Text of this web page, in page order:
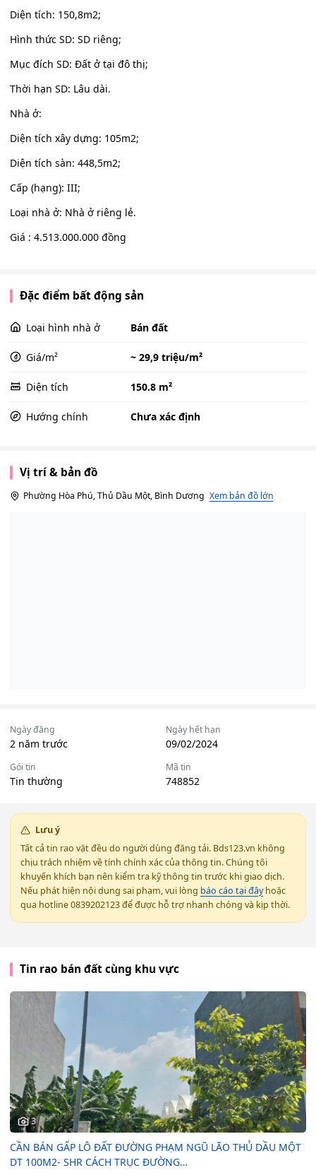
Diện tích: 150,8m2;
Hình thức SD: SD riêng;
Mục đích SD: Đất ở tại đô thị;
Thời hạn SD: Lâu dài.
Nhà ở:
Diện tích xây dựng: 105m2;
Diện tích sàn: 448,5m2;
Cấp (hạng): III;
Loại nhà ở: Nhà ở riêng lẻ.
Giá : 4.513.000.000 đồng
Đặc điểm bất động sản
Loại hình nhà ở Bán đất
Giá/m² ~ 29,9 triệu/m²
Diện tích 150.8 m²
Hướng chính Chưa xác định
Vị trí & bản đồ
Phường Hòa Phú, Thủ Dầu Một, Bình Dương Xem bản đồ lớn
Ngày đăng
2 năm trước
Ngày hết hạn
09/02/2024
Gói tin
Tin thường
Mã tin
748852
Lưu ý
Tất cả tin rao vặt đều do người dùng đăng tải. Bds123.vn không
chịu trách nhiệm về tính chính xác của thông tin. Chúng tôi
khuyến khích bạn nên kiểm tra kỹ thông tin trước khi giao dịch.
Nếu phát hiện nội dung sai phạm, vui lòng báo cáo tại đâyhoặc
qua hotline 0839202123 để được hỗ trợ nhanh chóng và kịp thời.
Tin rao bán đất cùng khu vực
3
CẦN BÁN GẤP LÔ ĐẤT ĐƯỜNG PHẠM NGŨ LÃO THỦ DẦU MỘT
DT 100M2- SHR CÁCH TRỤC ĐƯỜNG…